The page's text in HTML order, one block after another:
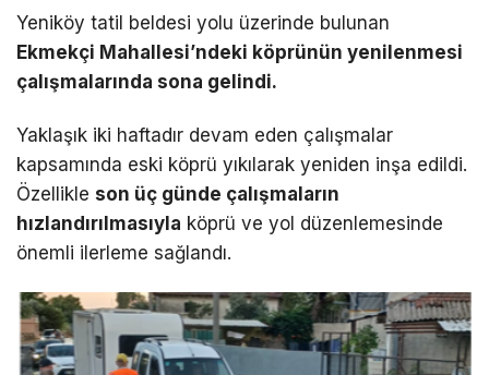
Yeniköy tatil beldesi yolu üzerinde bulunan
Ekmekçi Mahallesi’ndeki köprünün yenilenmesi
çalışmalarında sona gelindi.
Yaklaşık iki haftadır devam eden çalışmalar
kapsamında eski köprü yıkılarak yeniden inşa edildi.
Özellikle son üç günde çalışmaların
hızlandırılmasıyla köprü ve yol düzenlemesinde
önemli ilerleme sağlandı.